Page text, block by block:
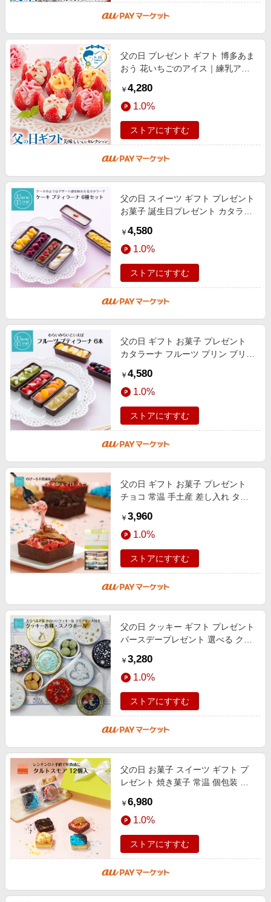
父の日 プレゼント ギフト 博多あま
おう 花いちごのアイス｜練乳アイ
ス×各2(計7) ※メッセージブーケ
￥ 4,280
1.0%
ストアにすすむ
父の日 スイーツ ギフト プレゼント
お菓子 誕生日プレゼント カタラー
レ ケーキ 6個入 お取り寄せ セ
￥ 4,580
1.0%
ストアにすすむ
父の日 ギフト お菓子 プレゼント
カタラーナ フルーツ プリン ブリュ
プレゼント 人気 詰め合わせ 6個
￥ 4,580
1.0%
ストアにすすむ
父の日 ギフト お菓子 プレゼント
チョコ 常温 手土産 差し入れ タル
トーショコラ ヘーゼルナッツ マシ
￥ 3,960
1.0%
ストアにすすむ
父の日 クッキー ギフト プレゼント
バースデープレゼント 選べる クッ
め合わせ 可愛い 大量 ビスケッ
￥ 3,280
1.0%
ストアにすすむ
父の日 お菓子 スイーツ ギフト プ
レゼント 焼き菓子 常温 個包装 タ
ュマロ 12個入 チョコ 手土産 ガ
￥ 6,980
1.0%
ストアにすすむ